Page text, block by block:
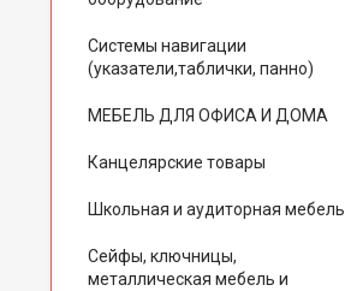
Системы навигации
(указатели,таблички, панно)
МЕБЕЛЬ ДЛЯ ОФИСА И ДОМА
Канцелярские товары
Школьная и аудиторная мебель
Сейфы, ключницы,
металлическая мебель и